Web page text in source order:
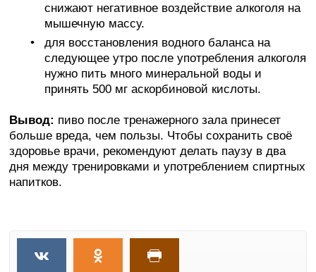
снижают негативное воздействие алкоголя на
мышечную массу.
для восстановления водного баланса на
следующее утро после употребления алкоголя
нужно пить много минеральной воды и
принять 500 мг аскорбиновой кислоты.
Вывод: пиво после тренажерного зала принесет
больше вреда, чем пользы. Чтобы сохранить своё
здоровье врачи, рекомендуют делать паузу в два
дня между тренировками и употреблением спиртных
напитков.